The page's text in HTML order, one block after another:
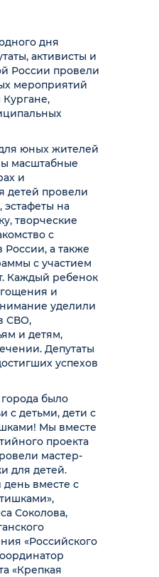
дня
активисты и
России провели
мероприятий
Кургане,
юных жителей
масштабные
и
детей провели
эстафеты на
творческие
с
России, а также
с участием
Каждый ребенок
и
уделили
СВО,
и детям,
Депутаты
успехов
было
с детьми, дети с
Мы вместе
проекта
мастер-
для детей.
вместе с
Соколова,
«Российского
«Крепкая